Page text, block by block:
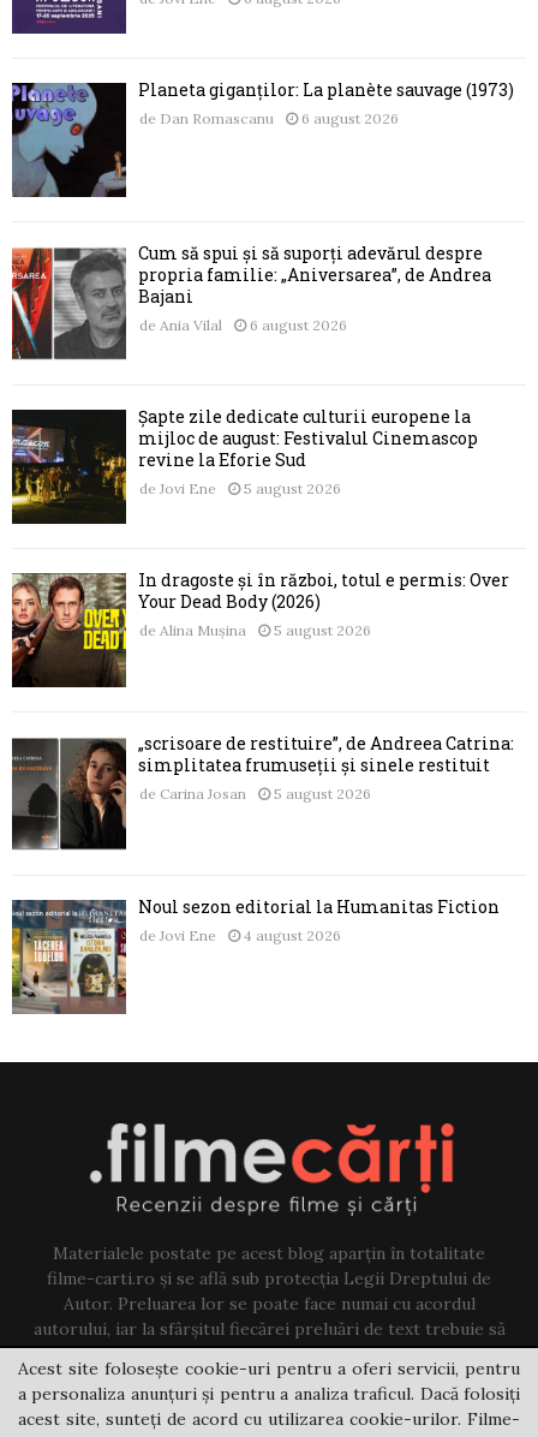
Planeta giganților: La planète sauvage (1973)
de Dan Romascanu 6 august 2026
Cum să spui și să suporți adevărul despre
propria familie: „Aniversarea”, de Andrea
Bajani
de Ania Vilal 6 august 2026
Șapte zile dedicate culturii europene la
mijloc de august: Festivalul Cinemascop
revine la Eforie Sud
de Jovi Ene 5 august 2026
În dragoste și în război, totul e permis: Over
Your Dead Body (2026)
de Alina Mușina 5 august 2026
„scrisoare de restituire”, de Andreea Catrina:
simplitatea frumuseții și sinele restituit
de Carina Josan 5 august 2026
Noul sezon editorial la Humanitas Fiction
de Jovi Ene 4 august 2026
Materialele postate pe acest blog aparțin în totalitate
filme-carti.ro și se află sub protecția Legii Dreptului de
Autor. Preluarea lor se poate face numai cu acordul
autorului, iar la sfârșitul fiecărei preluări de text trebuie să
existe un link către acest blog.
Contact us:jovi@filme-carti.ro
Acest site folosește cookie-uri pentru a oferi servicii, pentru
a personaliza anunțuri și pentru a analiza traficul. Dacă folosiți
acest site, sunteți de acord cu utilizarea cookie-urilor. Filme-